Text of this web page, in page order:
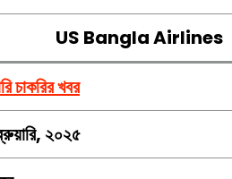
US Bangla Airlines
চাকরির খবর
২০২৫